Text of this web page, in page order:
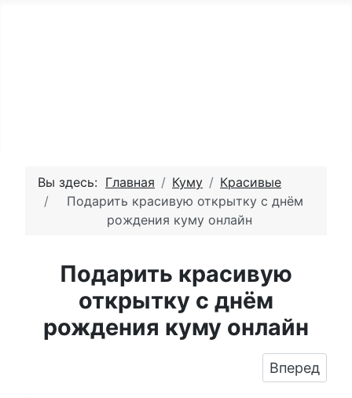
Вы здесь: Главная Куму
Красивые
Подарить красивую открытку с днём
рождения куму онлайн
Подарить красивую
открытку с днём
рождения куму онлайн
Вперед